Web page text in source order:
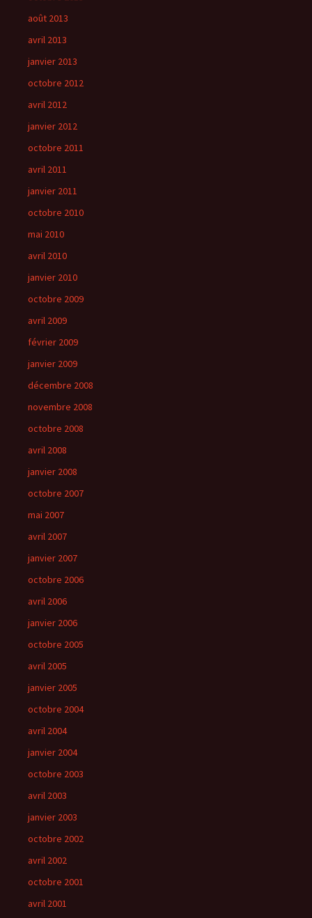
août 2013
avril 2013
janvier 2013
octobre 2012
avril 2012
janvier 2012
octobre 2011
avril 2011
janvier 2011
octobre 2010
mai 2010
avril 2010
janvier 2010
octobre 2009
avril 2009
février 2009
janvier 2009
décembre 2008
novembre 2008
octobre 2008
avril 2008
janvier 2008
octobre 2007
mai 2007
avril 2007
janvier 2007
octobre 2006
avril 2006
janvier 2006
octobre 2005
avril 2005
janvier 2005
octobre 2004
avril 2004
janvier 2004
octobre 2003
avril 2003
janvier 2003
octobre 2002
avril 2002
octobre 2001
avril 2001